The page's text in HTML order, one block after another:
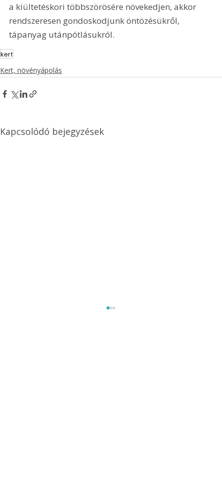
a kiültetéskori többszörösére növekedjen, akkor
rendszeresen gondoskodjunk öntözésükről,
tápanyag utánpótlásukról.
kert
Kert, növényápolás
Kapcsolódó bejegyzések